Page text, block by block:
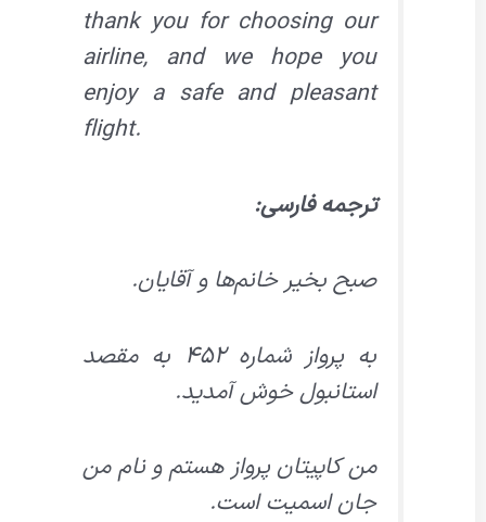
thank you for choosing our
airline, and we hope you
enjoy a safe and pleasant
flight.
ترجمه فارسی:
صبح بخیر خانم‌ها و آقایان.
به پرواز شماره ۴۵۲ به مقصد
استانبول خوش آمدید.
من کاپیتان پرواز هستم و نام من
جان اسمیت است.